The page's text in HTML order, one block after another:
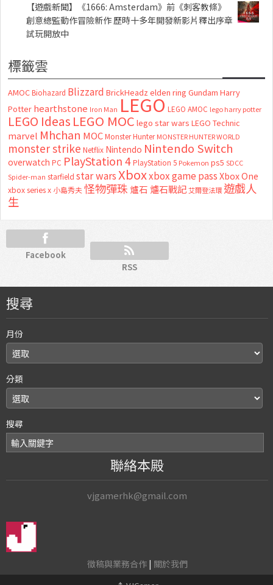
【遊戲新聞】《1666: Amsterdam》前《刺客教條》
創意總監動作冒險新作 歷時十多年開發新影片釋出序章
試玩開放中
標籤雲
AMOC Biohazard Blizzard BrickHeadz elden ring Gundam Harry
Potter hearthstone Iron Man LEGO LEGO AMOC lego harry potter
LEGO Ideas LEGO MOC lego star wars LEGO Technic
marvel Mhchan MOC Monster Hunter MONSTER HUNTER WORLD
monster strike Netflix Nintendo Nintendo Switch
overwatch PC PlayStation 4 PlayStation 5 Pokemon ps5 SDCC
Spider-man starfield star warsXboxxbox game passXbox One
xbox series x 小島秀夫怪物彈珠 爐石 爐石戰記艾爾登法環 遊戲人
生
Facebook
RSS
搜尋
月份
分類
搜尋
聯絡本殿
vjgamerhk@gmail.com
徵稿與業務合作| 關於我們